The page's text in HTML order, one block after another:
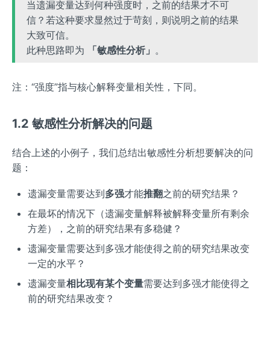
当遗漏变量达到何种强度时，之前的结果才不可
信？若这种要求显然过于苛刻，则说明之前的结果
大致可信。
此种思路即为
「敏感性分析」 。
注：“强度”指与核心解释变量相关性，下同。
1.2 敏感性分析解决的问题
结合上述的小例子，我们总结出敏感性分析想要解决的问
题：
遗漏变量需要达到多强才能推翻之前的研究结果？
在最坏的情况下（遗漏变量解释被解释变量所有剩余
方差），之前的研究结果有多稳健？
遗漏变量需要达到多强才能使得之前的研究结果改变
一定的水平？
遗漏变量相比现有某个变量需要达到多强才能使得之
前的研究结果改变？